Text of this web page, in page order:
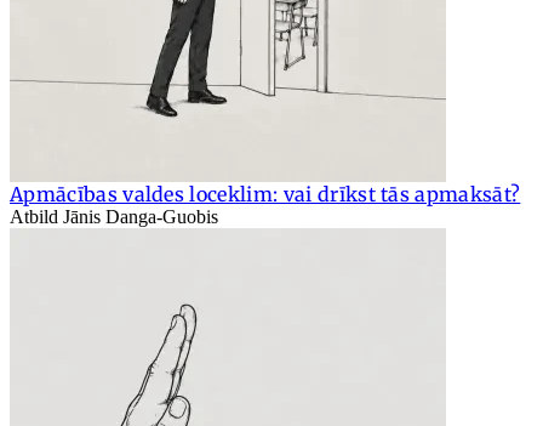
Apmācības valdes loceklim: vai drīkst tās apmaksāt?
Atbild Jānis Danga-Guobis